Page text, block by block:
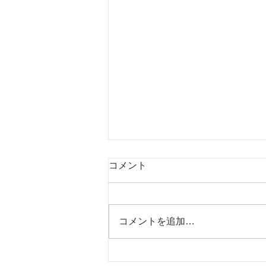
コメント
コメントを追加…